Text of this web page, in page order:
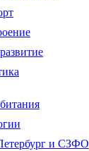
и СЗФО